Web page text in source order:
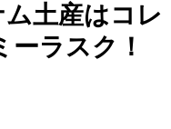
土産はコレ
ラスク！